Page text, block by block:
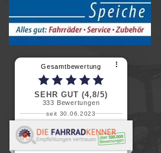
Gesamtbewertung ⠇
SEHR GUT (4,8/5)
333 Bewertungen
seit 30.06.2023
Renate H.
Vielen Dank für ein herzliches